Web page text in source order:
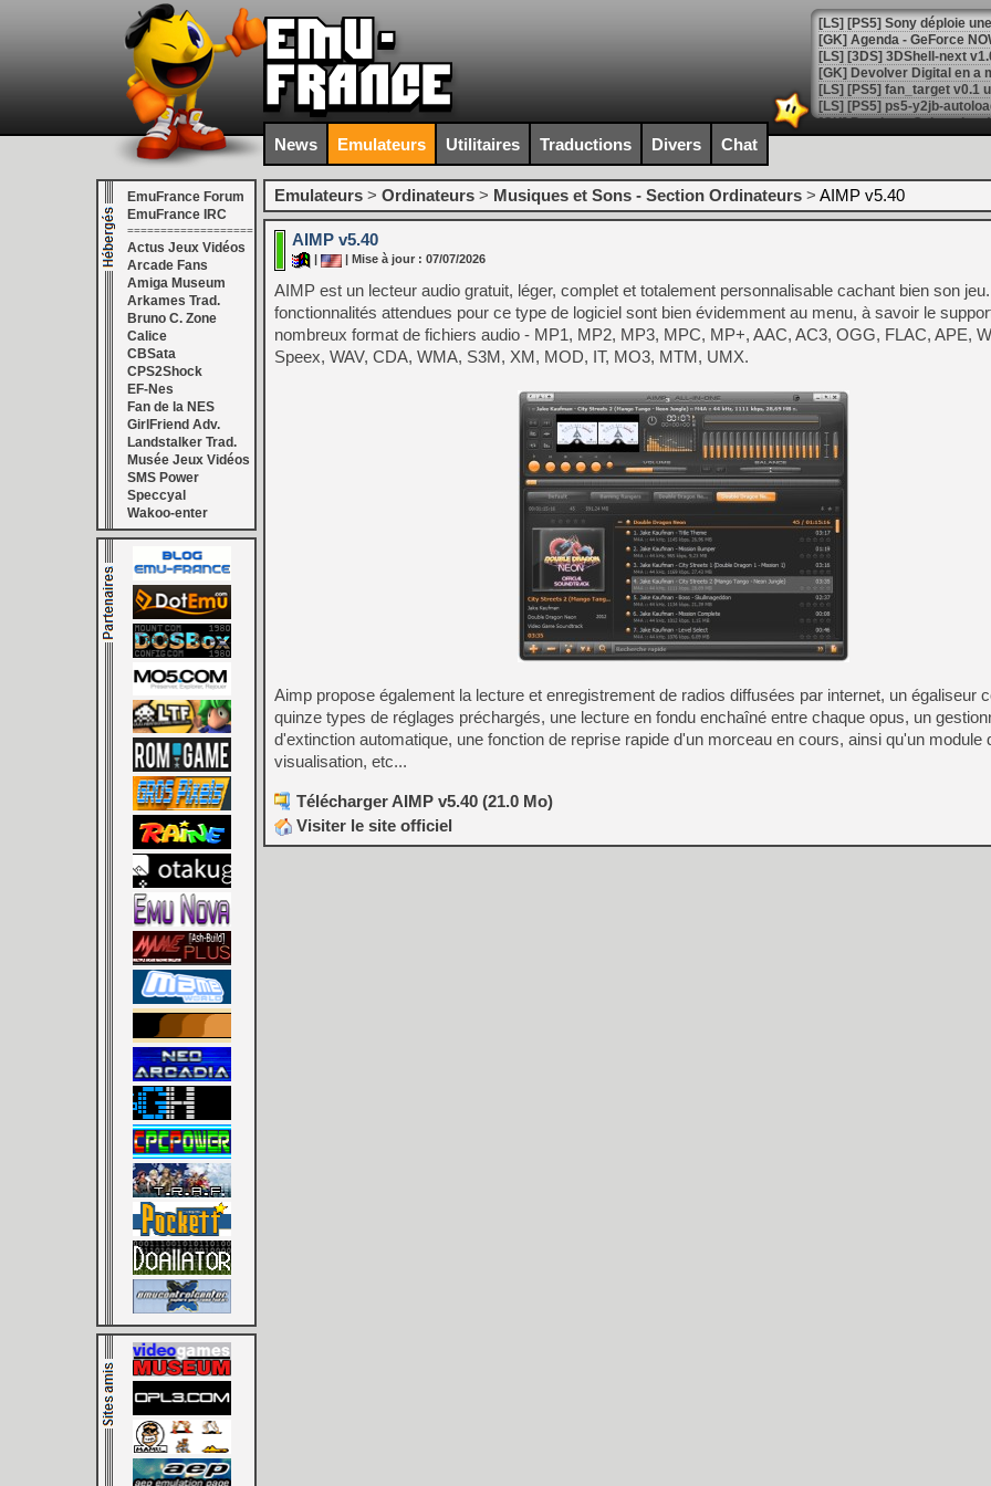
[GK] Agenda - GeForce
[GK] Devolver Digital en a
[LS] [PS5] ps5-y2jb-
[GK] Pourquoi Marvel
[GK] Test : Restory : Chill
[GK] GTA 6 : Rockstar
[GK] Hot Wheels Infinite
[GK] Mémoire cash -
[GK] Résultats Nintendo :
[GK] Déjà des
[Mo5] Brickboy cherche à
[GK] Minecraft et ses «
[GK] Beast of
[GK] Ubisoft : fin de partie
[GK] Mémoire cash -
[GK] Dan Houser (GTA)
[GK] Comment EA Sports
[GK] Crimson Moon : un
[GK] Isle of Reveries : le
[GK] Moonlighter 2 : The
[GK] Capcom relance
[Mo5] Deux inédits du
[GK] Le beat'em up The
[GK] Endless Legend 2 :
[LS] [PS5] Le WebKit
[GK] Oubliez Crazy Taxi,
[LS] [Switch] NSZ 5.0.0
[GK] No More Room in
News Emulateurs Utilitaires Traductions Divers Chat
EmuFrance Forum
EmuFrance IRC
===================
Actus Jeux Vidéos
Arcade Fans
Amiga Museum
Arkames Trad.
Bruno C. Zone
Calice
CBSata
CPS2Shock
EF-Nes
Fan de la NES
GirlFriend Adv.
Landstalker Trad.
Musée Jeux Vidéos
SMS Power
Speccyal
Wakoo-enter
Emulateurs > Ordinateurs > Musiques et Sons - Section Ordinateurs > AIMP v5.40
AIMP v5.40
| Mise à jour : 07/07/2026
AIMP est un lecteur audio gratuit, léger, complet et totalement personnalisable cachant bien son
fonctionnalités attendues pour ce type de logiciel sont bien évidemment au menu, à savoir le
nombreux format de fichiers audio - MP1, MP2, MP3, MPC, MP+, AAC, AC3, OGG, FLAC, APE,
Speex, WAV, CDA, WMA, S3M, XM, MOD, IT, MO3, MTM, UMX.
Aimp propose également la lecture et enregistrement de radios diffusées par internet, un égaliseur
quinze types de réglages préchargés, une lecture en fondu enchaîné entre chaque opus, un
d'extinction automatique, une fonction de reprise rapide d'un morceau en cours, ainsi qu'un module
visualisation, etc...
Télécharger AIMP v5.40 (21.0 Mo)
Visiter le site officiel